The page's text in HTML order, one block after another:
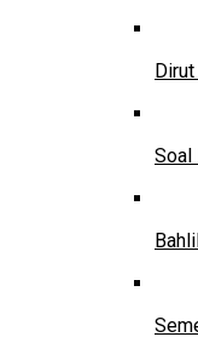
Soal